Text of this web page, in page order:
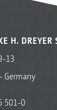
H. DREYER
13
Germany
501-0